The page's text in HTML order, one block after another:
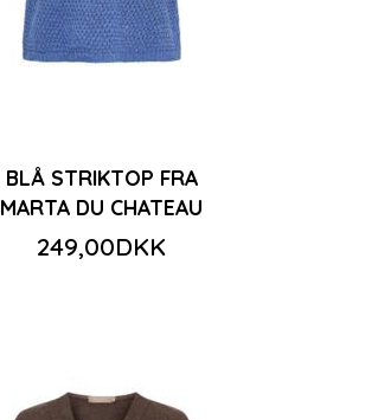
BLÅ STRIKTOP FRA
MARTA DU CHATEAU
249,00DKK